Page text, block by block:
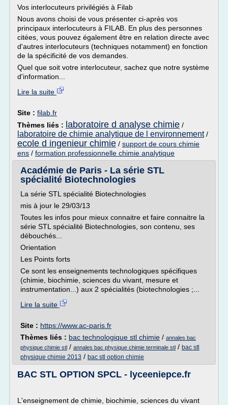
Vos interlocuteurs privilégiés à Filab
Nous avons choisi de vous présenter ci-après vos
principaux interlocuteurs à FILAB. En plus des personnes
citées, vous pouvez également être en relation directe avec
d'autres interlocuteurs (techniques notamment) en fonction
de la spécificité de vos demandes.
Quel que soit votre interlocuteur, sachez que notre système
d'information...
Lire la suite
Site : filab.fr
Thèmes liés : laboratoire d analyse chimie /
laboratoire de chimie analytique de l environnement/
ecole d ingenieur chimie / support de cours chimie
ens / formation professionnelle chimie analytique
Académie de Paris - La série STL
spécialité Biotechnologies
La série STL spécialité Biotechnologies
mis à jour le 29/03/13
Toutes les infos pour mieux connaitre et faire connaitre la
série STL spécialité Biotechnologies, son contenu, ses
débouchés...
Orientation
Les Points forts
Ce sont les enseignements technologiques spécifiques
(chimie, biochimie, sciences du vivant, mesure et
instrumentation...) aux 2 spécialités (biotechnologies ;...
Lire la suite
Site : https://www.ac-paris.fr
Thèmes liés : bac technologique stl chimie / annales bac
physique chimie stl / annales bac physique chimie terminale stl / bac stl
physique chimie 2013 / bac stl option chimie
BAC STL OPTION SPCL - lyceeniepce.fr
L'enseignement de chimie, biochimie, sciences du vivant